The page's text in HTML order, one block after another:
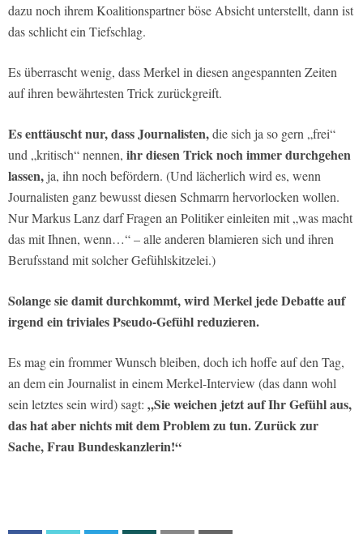
dazu noch ihrem Koalitionspartner böse Absicht unterstellt, dann ist
das schlicht ein Tiefschlag.
Es überrascht wenig, dass Merkel in diesen angespannten Zeiten
auf ihren bewährtesten Trick zurückgreift.
Es enttäuscht nur, dass Journalisten,die sich ja so gern „frei“
und „kritisch“ nennen, ihr diesen Trick noch immer durchgehen
lassen, ja, ihn noch befördern. (Und lächerlich wird es, wenn
Journalisten ganz bewusst diesen Schmarrn hervorlocken wollen.
Nur Markus Lanz darf Fragen an Politiker einleiten mit „was macht
das mit Ihnen, wenn…“ – alle anderen blamieren sich und ihren
Berufsstand mit solcher Gefühlskitzelei.)
Solange sie damit durchkommt, wird Merkel jede Debatte auf
irgend ein triviales Pseudo-Gefühl reduzieren.
Es mag ein frommer Wunsch bleiben, doch ich hoffe auf den Tag,
an dem ein Journalist in einem Merkel-Interview (das dann wohl
sein letztes sein wird) sagt: „Sie weichen jetzt auf Ihr Gefühl aus,
das hat aber nichts mit dem Problem zu tun. Zurück zur
Sache, Frau Bundeskanzlerin!“